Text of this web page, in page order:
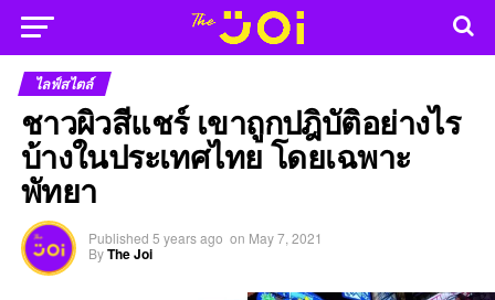
ไลฟ์สไตล์
ชาวผิวสีแชร์ เขาถูกปฎิบัติอย่างไร
บ้างในประเทศไทย โดยเฉพาะ
พัทยา
Published 5 years ago on May 7, 2021
ByThe Joi